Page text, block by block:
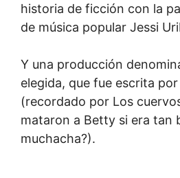
historia de ficción con la
de música popular Jessi
Y una producción
elegida, que fue escrita
(recordado por Los
mataron a Betty si era tan
muchacha?).